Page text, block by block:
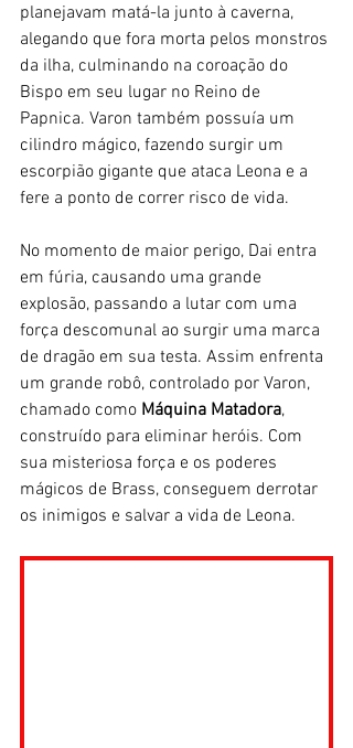
planejavam matá-la junto à caverna,
alegando que fora morta pelos monstros
da ilha, culminando na coroação do
Bispo em seu lugar no Reino de
Papnica. Varon também possuía um
cilindro mágico, fazendo surgir um
escorpião gigante que ataca Leona e a
fere a ponto de correr risco de vida.
No momento de maior perigo, Dai entra
em fúria, causando uma grande
explosão, passando a lutar com uma
força descomunal ao surgir uma marca
de dragão em sua testa. Assim enfrenta
um grande robô, controlado por Varon,
chamado como Máquina Matadora,
construído para eliminar heróis. Com
sua misteriosa força e os poderes
mágicos de Brass, conseguem derrotar
os inimigos e salvar a vida de Leona.